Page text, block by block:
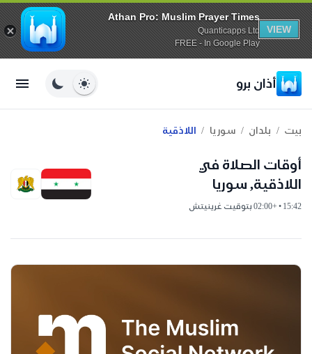
Athan Pro: Muslim Prayer Times
Quanticapps Ltd
FREE - In Google Play
VIEW
أذان برو
بيت / بلدان / سوريا / اللاذقية
أوقات الصلاة في
اللاذقية, سوريا
15:42 • +02:00 بتوقيت غرينيتش